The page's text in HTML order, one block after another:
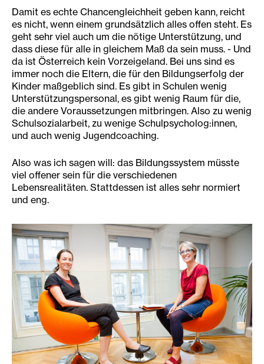
Damit es echte Chancengleichheit geben kann, reicht
es nicht, wenn einem grundsätzlich alles offen steht. Es
geht sehr viel auch um die nötige Unterstützung, und
dass diese für alle in gleichem Maß da sein muss. - Und
da ist Österreich kein Vorzeigeland. Bei uns sind es
immer noch die Eltern, die für den Bildungserfolg der
Kinder maßgeblich sind. Es gibt in Schulen wenig
Unterstützungspersonal, es gibt wenig Raum für die,
die andere Voraussetzungen mitbringen. Also zu wenig
Schulsozialarbeit, zu wenige Schulpsycholog:innen,
und auch wenig Jugendcoaching.
Also was ich sagen will: das Bildungssystem müsste
viel offener sein für die verschiedenen
Lebensrealitäten. Stattdessen ist alles sehr normiert
und eng.